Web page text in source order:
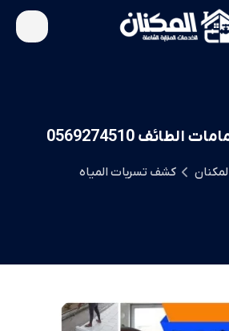
0569274510
كشف تسربات المياه